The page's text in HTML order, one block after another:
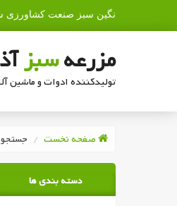
نگین سبز صنعت کشاورزی
مزرعهسبز
تولیدکننده ادوات و ماشین
صفحه نخست جستجو
دسته بندی ها